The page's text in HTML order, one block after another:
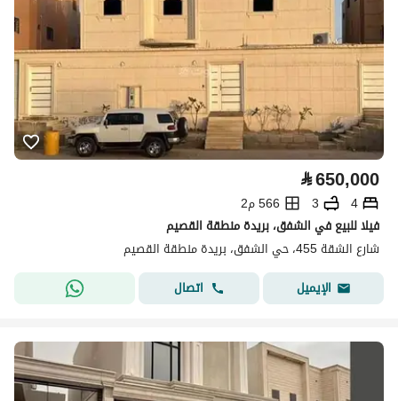
⃁650,000
4
3
566 م2
فيلا للبيع في الشفق، بريدة منطقة القصيم
شارع الشقة 455، حي الشفق، بريدة منطقة القصيم
الإيميل
اتصال